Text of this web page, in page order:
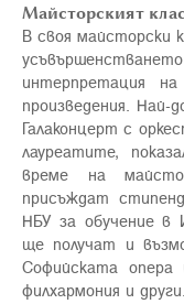
Майсторският клас
В своя майсторски
интерпретация
произведения.
Галаконцерт с
лауреатите,
време на
присъждат
НБУ за обучение в
ще получат и
Софийската
филхармония и други.